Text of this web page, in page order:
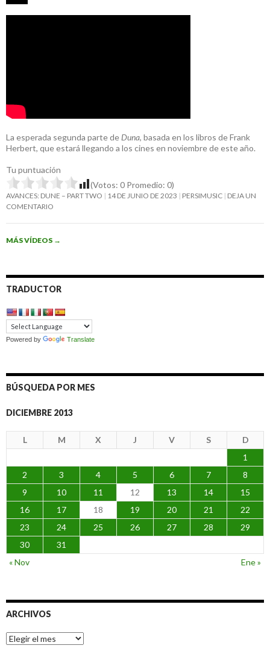
La esperada segunda parte de Duna, basada en los libros de Frank
Herbert, que estará llegando a los cines en noviembre de este año.
Tu puntuación
(Votos: 0 Promedio: 0)
AVANCES: DUNE – PART TWO 14 DE JUNIO DE 2023 PERSIMUSIC DEJA UN
COMENTARIO
MÁS VÍDEOS →
TRADUCTOR
Powered by Translate
BÚSQUEDA POR MES
DICIEMBRE 2013
L M X J V S
D
1
2
3 4 5 6 7
8
9
10 11 12 13 14
15
16
17 18 19 20 21
22
23
24 25 26 27 28
29
30
31
« Nov
Ene »
ARCHIVOS
Archivos